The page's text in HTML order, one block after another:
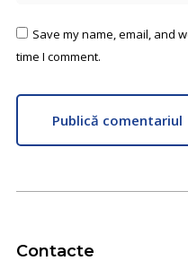
Save my name, email, and
time I comment.
Publică comentariul
Contacte